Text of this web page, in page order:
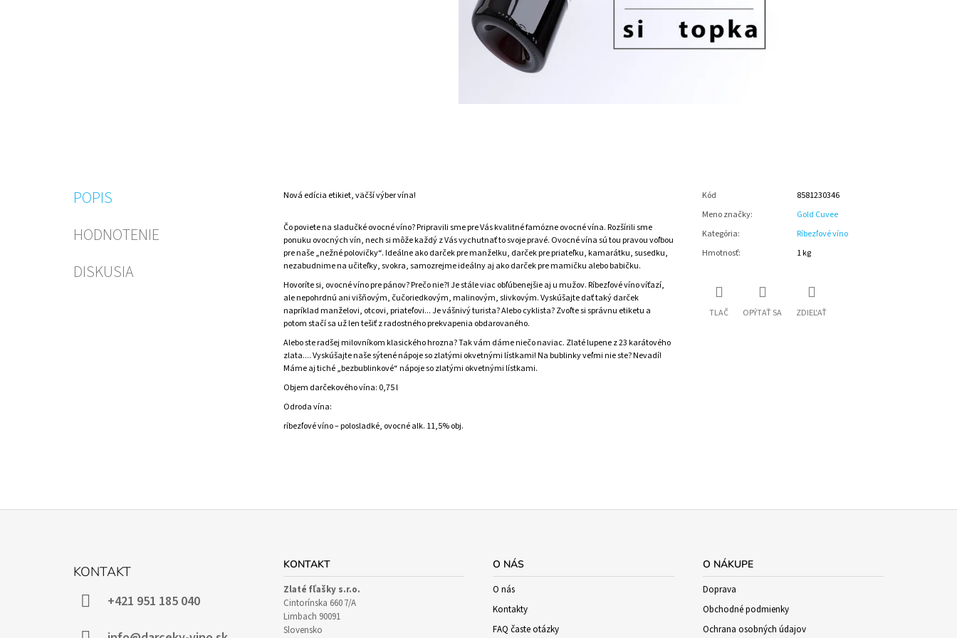
POPIS
HODNOTENIE
DISKUSIA
Nová edícia etikiet, väčší výber vína!
Čo poviete na sladučké ovocné víno? Pripravili sme pre Vás kvalitné famózne ovocné vína. Rozšírili sme
ponuku ovocných vín, nech si môže každý z Vás vychutnať to svoje pravé. Ovocné vína sú tou pravou voľbou
pre naše „nežné polovičky“. Ideálne ako darček pre manželku, darček pre priateľku, kamarátku, susedku,
nezabudnime na učiteľky, svokra, samozrejme ideálny aj ako darček pre mamičku alebo babičku.
Hovoríte si, ovocné víno pre pánov? Prečo nie?! Je stále viac obľúbenejšie aj u mužov. Ríbezľové víno víťazí,
ale nepohrdnú ani višňovým, čučoriedkovým, malinovým, slivkovým. Vyskúšajte dať taký darček
napríklad manželovi, otcovi, priateľovi... Je vášnivý turista? Alebo cyklista? Zvoľte si správnu etiketu a
potom stačí sa už len tešiť z radostného prekvapenia obdarovaného.
Alebo ste radšej milovníkom klasického hrozna? Tak vám dáme niečo naviac. Zlaté lupene z 23 karátového
zlata.... Vyskúšajte naše sýtené nápoje so zlatými okvetnými lístkami! Na bublinky veľmi nie ste? Nevadí!
Máme aj tiché „bezbublinkové“ nápoje so zlatými okvetnými lístkami.
Objem darčekového vína: 0,75 l
Odroda vína:
ríbezľové víno – polosladké, ovocné alk. 11,5% obj.
Kód
8581230346
Meno značky:
Gold Cuvee
Kategória:
Ríbezľové víno
Hmotnosť: 1 kg
TLAČ OPÝTAŤ SA ZDIEĽAŤ
KONTAKT
+421 951 185 040
KONTAKT
Zlaté fľašky s.r.o.
Cintorínska 660 7/A
Limbach 90091
Slovensko
O NÁS
O nás
Kontakty
FAQ časte otázky
O NÁKUPE
Doprava
Obchodné podmienky
Ochrana osobných údajov